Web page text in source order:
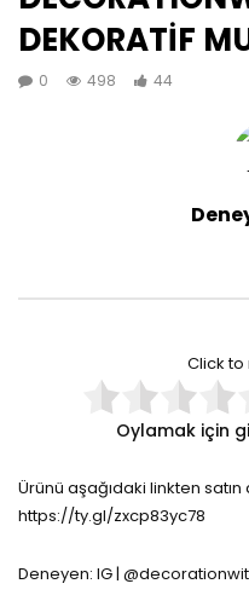
DEKORATİF
0 498 44
Click to
Oylamak için
Ürünü aşağıdaki linkten
https://ty.gl/zxcp83yc78
Deneyen: IG |